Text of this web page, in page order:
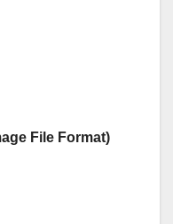
File Format)